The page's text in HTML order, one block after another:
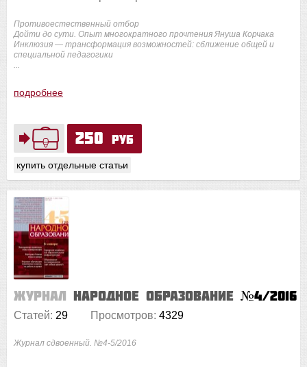
250 руб
купить отдельные статьи
Противоестественный отбор
Дойти до сути. Опыт многократного прочтения Януша Корчака
Инклюзия — трансформация возможностей: сближение общей и
специальной педагогики
подробнее
Журнал Народное образование №4/2016
Статей: 29 Просмотров: 4329
Журнал сдвоенный. №4-5/2016